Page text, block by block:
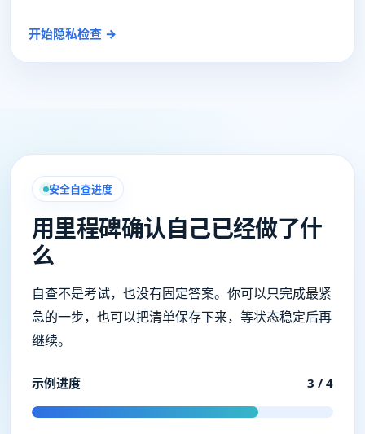
开始隐私检查 →
安全自查进度
用里程碑确认自己已经做了什
么
自查不是考试，也没有固定答案。你可以只完成最紧
急的一步，也可以把清单保存下来，等状态稳定后再
继续。
示例进度 3 / 4